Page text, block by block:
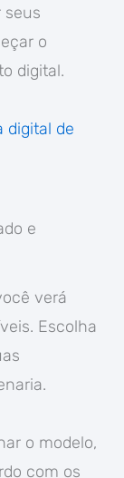
seus
o
digital.
digital de
e
verá
Escolha
o modelo,
com os